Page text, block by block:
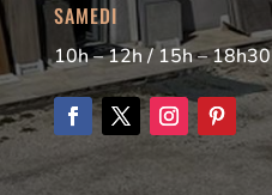
SAMEDI
10h – 12h / 15h – 18h30